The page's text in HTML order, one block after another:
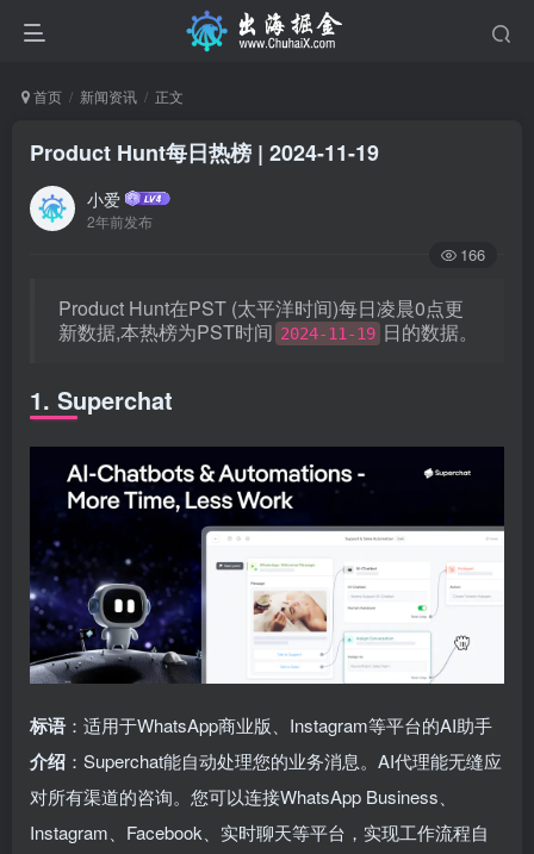
首页 新闻资讯 正文
Product Hunt每日热榜 | 2024-11-19
小爱
2年前发布
166
Product Hunt在PST (太平洋时间)每日凌晨0点更
新数据,本热榜为PST时间 2024-11-19 日的数据。
1. Superchat
标语 ：适用于WhatsApp商业版、Instagram等平台的AI助手
介绍 ：Superchat能自动处理您的业务消息。AI代理能无缝应
对所有渠道的咨询。您可以连接WhatsApp Business、
Instagram、Facebook、实时聊天等平台，实现工作流程自